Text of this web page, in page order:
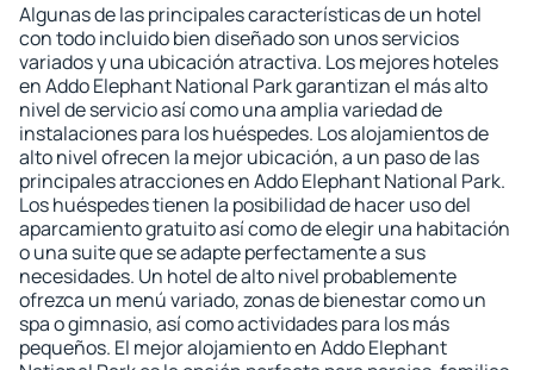
Algunas de las principales características de un hotel
con todo incluido bien diseñado son unos servicios
variados y una ubicación atractiva. Los mejores hoteles
en Addo Elephant National Park garantizan el más alto
nivel de servicio así como una amplia variedad de
instalaciones para los huéspedes. Los alojamientos de
alto nivel ofrecen la mejor ubicación, a un paso de las
principales atracciones en Addo Elephant National Park.
Los huéspedes tienen la posibilidad de hacer uso del
aparcamiento gratuito así como de elegir una habitación
o una suite que se adapte perfectamente a sus
necesidades. Un hotel de alto nivel probablemente
ofrezca un menú variado, zonas de bienestar como un
spa o gimnasio, así como actividades para los más
pequeños. El mejor alojamiento en Addo Elephant